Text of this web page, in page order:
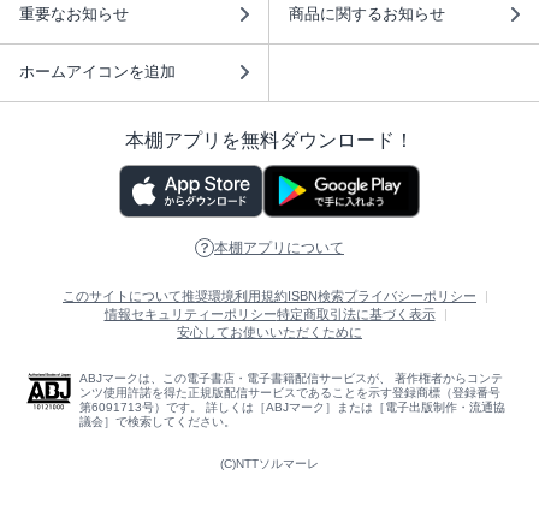
重要なお知らせ 商品に関するお知らせ
ホームアイコンを追加
本棚アプリを無料ダウンロード！
本棚アプリについて
このサイトについて推奨環境利用規約 ISBN検索プライバシーポリシー
情報セキュリティーポリシー特定商取引法に基づく表示
安心してお使いいただくために
ABJマークは、この電子書店・電子書籍配信サービスが、 著作権者からコンテ
ンツ使用許諾を得た正規版配信サービスであることを示す登録商標（登録番号
第6091713号）です。 詳しくは［ABJマーク］または［電子出版制作・流通協
議会］で検索してください。
(C)NTTソルマーレ